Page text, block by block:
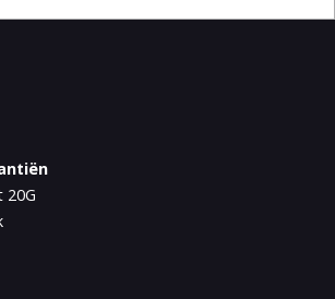
20G